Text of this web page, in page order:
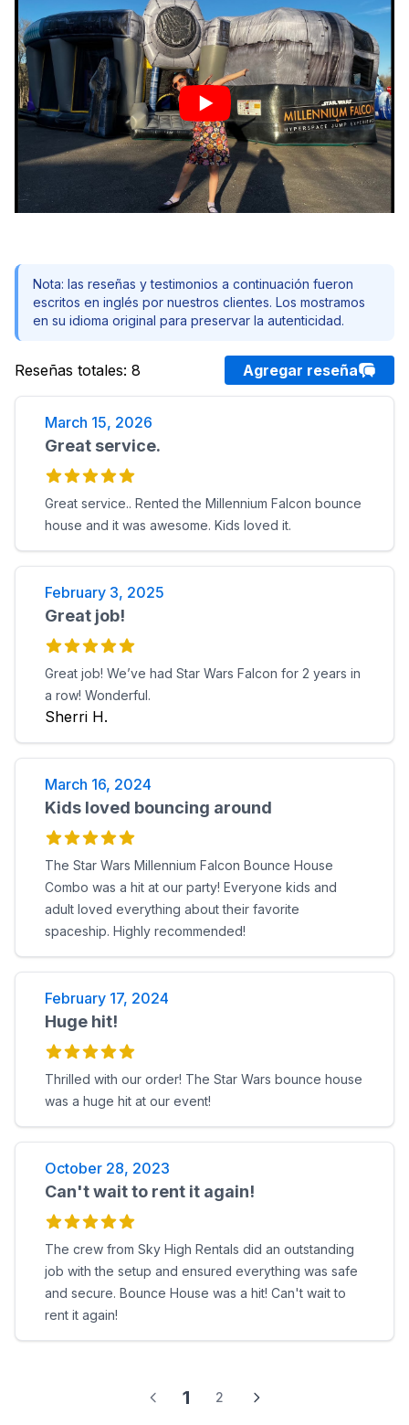
Nota: las reseñas y testimonios a continuación fueron
escritos en inglés por nuestros clientes. Los mostramos
en su idioma original para preservar la autenticidad.
Reseñas totales: 8 Agregar reseña
March 15, 2026
Great service.
Great service.. Rented the Millennium Falcon bounce
house and it was awesome. Kids loved it.
February 3, 2025
Great job!
Great job! We’ve had Star Wars Falcon for 2 years in
a row! Wonderful.
Sherri H.
March 16, 2024
Kids loved bouncing around
The Star Wars Millennium Falcon Bounce House
Combo was a hit at our party! Everyone kids and
adult loved everything about their favorite
spaceship. Highly recommended!
February 17, 2024
Huge hit!
Thrilled with our order! The Star Wars bounce house
was a huge hit at our event!
October 28, 2023
Can't wait to rent it again!
The crew from Sky High Rentals did an outstanding
job with the setup and ensured everything was safe
and secure. Bounce House was a hit! Can't wait to
rent it again!
1 2